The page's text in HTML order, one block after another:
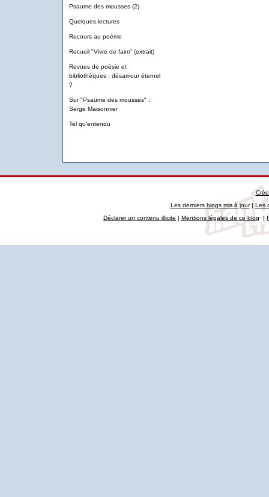
Psaume des mousses (2)
Quelques lectures
Recours au poème
Recueil "Vivre de faim" (extrait)
Revues de poésie et
bibliothèques : désamour éternel
?
Sur "Psaume des mousses" :
Serge Maisonnier
Tel qu'entendu
Les derniers blogs mis à jour|Les
Déclarer un contenu illicite | Mentions légales de ce blog|